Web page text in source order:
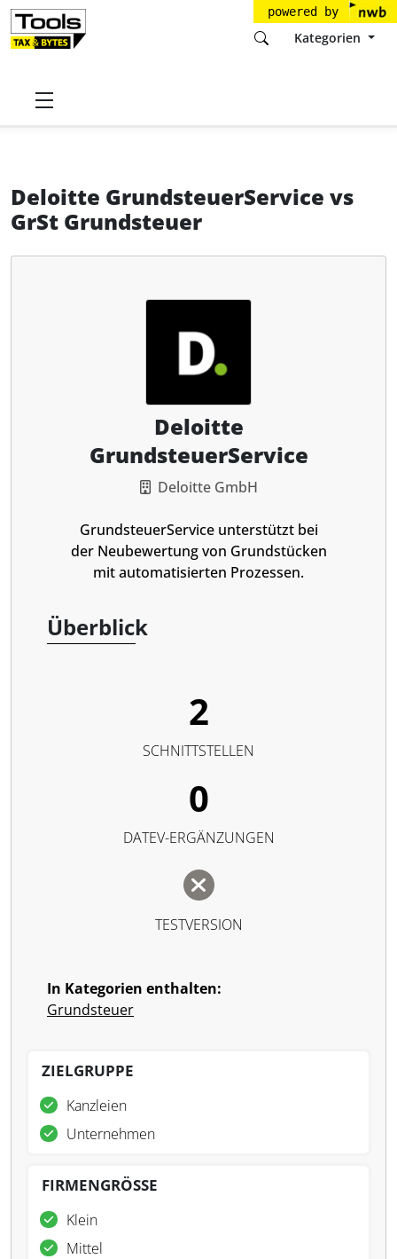
powered by
Kategorien
Startseite
Deloitte GrundsteuerService vs
GrSt Grundsteuer
Deloitte
GrundsteuerService
Deloitte GmbH
GrundsteuerService unterstützt bei
der Neubewertung von Grundstücken
mit automatisierten Prozessen.
Überblick
2
SCHNITTSTELLEN
0
DATEV-ERGÄNZUNGEN
TESTVERSION
In Kategorien enthalten:
Grundsteuer
ZIELGRUPPE
Kanzleien
Unternehmen
FIRMENGRÖSSE
Klein
Mittel